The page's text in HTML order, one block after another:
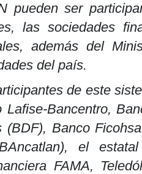
pueden ser
las sociedades
además del
del país.
de este
Lafise-Bancentro,
(BDF), Banco
el
FAMA,